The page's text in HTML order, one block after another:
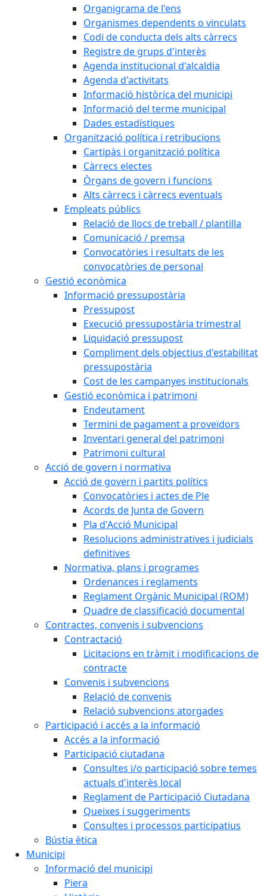
Organigrama de l'ens
Organismes dependents o vinculats
Codi de conducta dels alts càrrecs
Registre de grups d'interès
Agenda institucional d'alcaldia
Agenda d'activitats
Informació històrica del municipi
Informació del terme municipal
Dades estadístiques
Organització política i retribucions
Cartipàs i organització política
Càrrecs electes
Òrgans de govern i funcions
Alts càrrecs i càrrecs eventuals
Empleats públics
Relació de llocs de treball / plantilla
Comunicació / premsa
Convocatòries i resultats de les
convocatòries de personal
Gestió econòmica
Informació pressupostària
Pressupost
Execució pressupostària trimestral
Liquidació pressupost
Compliment dels objectius d'estabilitat
pressupostària
Cost de les campanyes institucionals
Gestió econòmica i patrimoni
Endeutament
Termini de pagament a proveïdors
Inventari general del patrimoni
Patrimoni cultural
Acció de govern i normativa
Acció de govern i partits polítics
Convocatòries i actes de Ple
Acords de Junta de Govern
Pla d'Acció Municipal
Resolucions administratives i judicials
definitives
Normativa, plans i programes
Ordenances i reglaments
Reglament Orgànic Municipal (ROM)
Quadre de classificació documental
Contractes, convenis i subvencions
Contractació
Licitacions en tràmit i modificacions de
contracte
Convenis i subvencions
Relació de convenis
Relació subvencions atorgades
Participació i accés a la informació
Accés a la informació
Participació ciutadana
Consultes i/o participació sobre temes
actuals d'interès local
Reglament de Participació Ciutadana
Queixes i suggeriments
Consultes i processos participatius
Bústia ètica
Municipi
Informació del municipi
Piera